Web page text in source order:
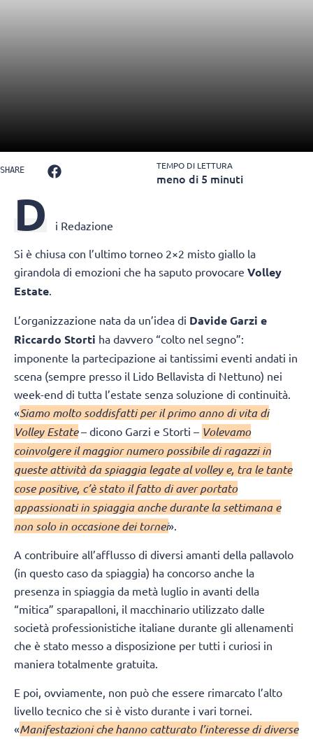
SHARE TEMPO DI LETTURA
meno di 5 minuti
D i Redazione
Si è chiusa con l’ultimo torneo 2×2 misto giallo la
girandola di emozioni che ha saputo provocare Volley
Estate.
L’organizzazione nata da un’idea di Davide Garzi e
Riccardo Storti ha davvero “colto nel segno”:
imponente la partecipazione ai tantissimi eventi andati in
scena (sempre presso il Lido Bellavista di Nettuno) nei
week-end di tutta l’estate senza soluzione di continuità.
«Siamo molto soddisfatti per il primo anno di vita di
Volley Estate– dicono Garzi e Storti – Volevamo
coinvolgere il maggior numero possibile di ragazzi in
queste attività da spiaggia legate al volley e, tra le tante
cose positive, c’è stato il fatto di aver portato
appassionati in spiaggia anche durante la settimana e
non solo in occasione dei tornei».
A contribuire all’afflusso di diversi amanti della pallavolo
(in questo caso da spiaggia) ha concorso anche la
presenza in spiaggia da metà luglio in avanti della
“mitica” sparapalloni, il macchinario utilizzato dalle
società professionistiche italiane durante gli allenamenti
che è stato messo a disposizione per tutti i curiosi in
maniera totalmente gratuita.
E poi, ovviamente, non può che essere rimarcato l’alto
livello tecnico che si è visto durante i vari tornei.
«Manifestazioni che hanno catturato l’interesse di diverse